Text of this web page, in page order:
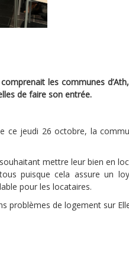
les communes
de faire son entrée.
jeudi 26 octobre, la
mettre leur bien en
puisque cela assure un
pour les locataires.
problèmes de logement sur